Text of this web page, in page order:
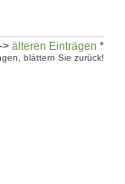
> älteren Einträgen *
blättern Sie zurück!